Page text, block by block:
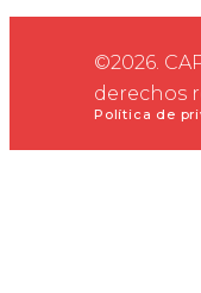
©2026.
derechos
Política de